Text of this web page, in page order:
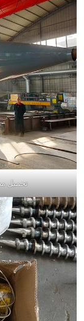
تحميل